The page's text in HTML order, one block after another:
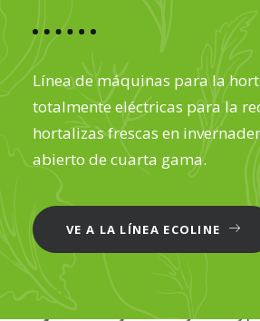
Línea de máquinas para la
totalmente eléctricas para la
hortalizas frescas en
abierto de cuarta gama.
VE A LA LÍNEA ECOLINE